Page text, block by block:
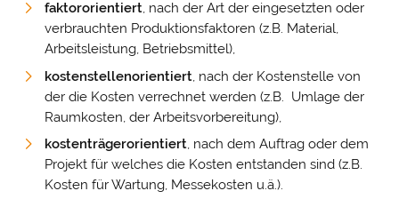
faktororientiert, nach der Art der eingesetzten oder
verbrauchten Produktionsfaktoren (z.B. Material,
Arbeitsleistung, Betriebsmittel),
kostenstellenorientiert, nach der Kostenstelle von
der die Kosten verrechnet werden (z.B. Umlage der
Raumkosten, der Arbeitsvorbereitung),
kostenträgerorientiert, nach dem Auftrag oder dem
Projekt für welches die Kosten entstanden sind (z.B.
Kosten für Wartung, Messekosten u.ä.).